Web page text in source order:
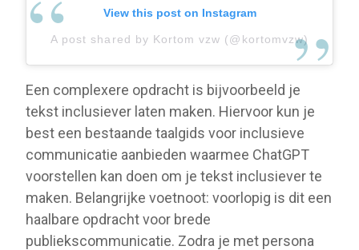
View this post on Instagram
A post shared by Kortom vzw (@kortomvzw)
Een complexere opdracht is bijvoorbeeld je
tekst inclusiever laten maken. Hiervoor kun je
best een bestaande taalgids voor inclusieve
communicatie aanbieden waarmee ChatGPT
voorstellen kan doen om je tekst inclusiever te
maken. Belangrijke voetnoot: voorlopig is dit een
haalbare opdracht voor brede
publiekscommunicatie. Zodra je met persona